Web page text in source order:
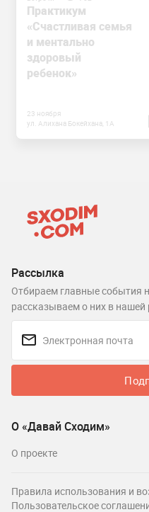
Практикум
«Счастливая семья
и ментально
здоровый
ребенок»
23 ноября
ул. Алихана Бокейхана, 1А
Рассылка
Отбираем главные события
рассказываем о них в нашей
О «Давай Сходим»
О проекте
Правила использования и
Пользовательское